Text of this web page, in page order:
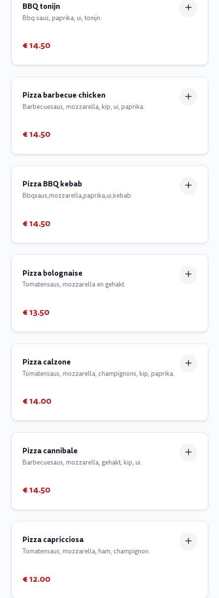
BBQ tonijn
Bbq saus, paprika, ui, tonijn.
€ 14.50
Pizza barbecue chicken
Barbecuesaus, mozzarella, kip, ui, paprika.
€ 14.50
Pizza BBQ kebab
Bbqsaus,mozzarella,paprika,ui,kebab
€ 14.50
Pizza bolognaise
Tomatensaus, mozzarella en gehakt.
€ 13.50
Pizza calzone
Tomatensaus, mozzarella, champignons, kip, paprika.
€ 14.00
Pizza cannibale
Barbecuesaus, mozzarella, gehakt, kip, ui.
€ 14.50
Pizza capricciosa
Tomatensaus, mozzarella, ham, champignon.
€ 12.00